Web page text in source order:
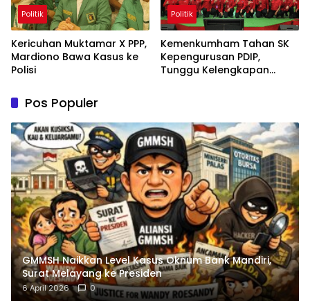
Politik
Kericuhan Muktamar X PPP,
Mardiono Bawa Kasus ke
Polisi
Politik
Kemenkumham Tahan SK
Kepengurusan PDIP,
Tunggu Kelengkapan
Pos Populer
GMMSH Naikkan Level Kasus Oknum Bank Mandiri,
Surat Melayang ke Presiden
6 April 2026 0